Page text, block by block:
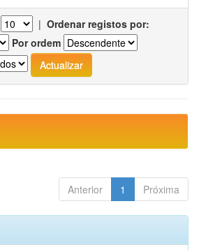
| Ordenar registos por:
Por ordem
Anterior 1 Próxima